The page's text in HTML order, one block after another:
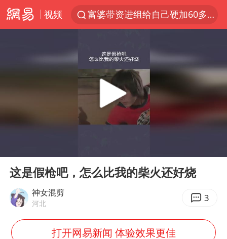
视频
富婆带资进组给自己硬加60多场吻戏
峰哥实名举报汪海林偷税漏税
名创优品一次性内裤 颜面尽失
白海豚将正面袭击贯穿浙江
视频丨中国东方电气集团原党组副书记、董事宋致远被查
台风白海豚实时路径
女主硬加吻戏短剧已下架
Play
这是假枪吧，怎么比我的柴火还好烧
神女混剪
河北 3
打开网易新闻 体验效果更佳